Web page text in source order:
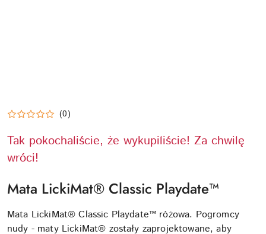
(0)
Tak pokochaliście, że wykupiliście! Za chwilę
wróci!
Mata LickiMat® Classic Playdate™
Mata LickiMat® Classic Playdate™ różowa. Pogromcy
nudy - maty LickiMat® zostały zaprojektowane, aby